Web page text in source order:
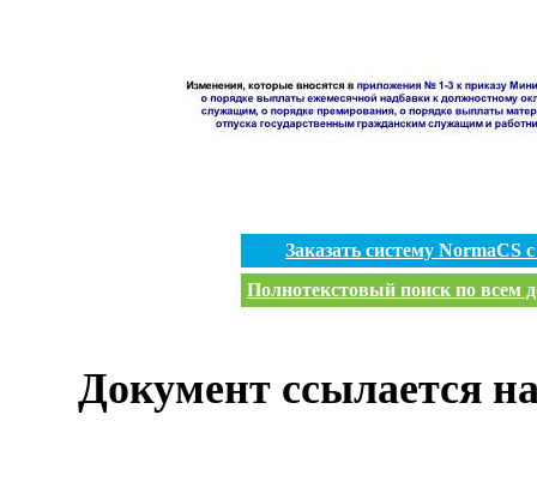
Заказать систему
Полнотекстовый поиск по всем
Документ ссылается